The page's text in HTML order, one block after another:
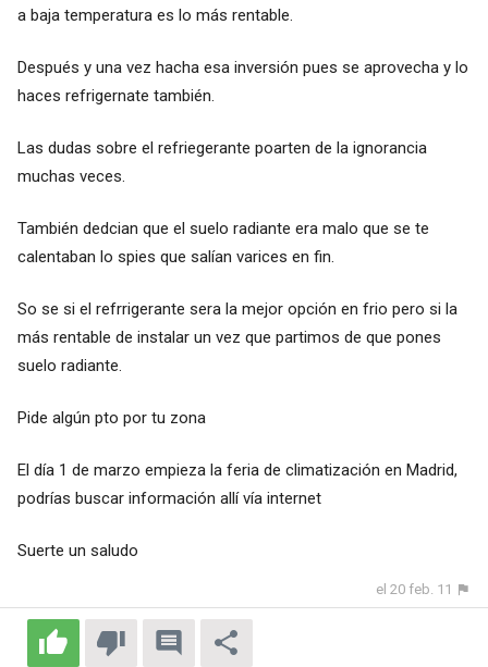
a baja temperatura es lo más rentable.
Después y una vez hacha esa inversión pues se aprovecha y lo
haces refrigernate también.
Las dudas sobre el refriegerante poarten de la ignorancia
muchas veces.
También dedcian que el suelo radiante era malo que se te
calentaban lo spies que salían varices en fin.
So se si el refrrigerante sera la mejor opción en frio pero si la
más rentable de instalar un vez que partimos de que pones
suelo radiante.
Pide algún pto por tu zona
El día 1 de marzo empieza la feria de climatización en Madrid,
podrías buscar información allí vía internet
Suerte un saludo
el 20 feb. 11